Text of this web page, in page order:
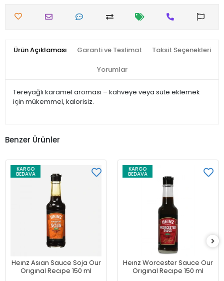
Ürün Açıklaması Garanti ve Teslimat Taksit Seçenekleri
Yorumlar
Tereyağlı karamel aroması – kahveye veya süte eklemek
için mükemmel, kalorisiz.
Benzer Ürünler
KARGO
BEDAVA
Heınz Asıan Sauce Soja Our
Orıgınal Recıpe 150 ml
KARGO
BEDAVA
Heınz Worcester Sauce Our
Orıgınal Recıpe 150 ml